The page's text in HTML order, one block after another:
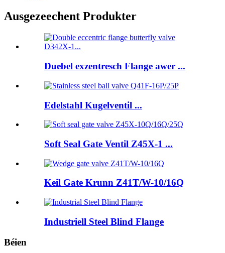
Ausgezeechent Produkter
Duebel exzentresch Flange awer ...
Edelstahl Kugelventil ...
Soft Seal Gate Ventil Z45X-1 ...
Keil Gate Krunn Z41T/W-10/16Q
Industriell Steel Blind Flange
Béien